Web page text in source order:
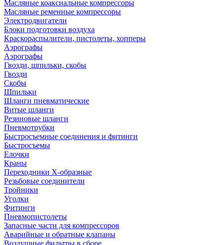
Масляные коаксиальные компрессоры
Масляные ременные компрессоры
Электродвигатели
Блоки подготовки воздуха
Краскораспылители, пистолеты, хопперы
Аэрографы
Аэрографы
Гвозди, шпильки, скобы
Гвозди
Скобы
Шпильки
Шланги пневматические
Витые шланги
Резиновые шланги
Пневмотрубки
Быстросъемные соединения и фитинги
Быстросъемы
Елочки
Краны
Переходники Х-образные
Резьбовые соединители
Тройники
Уголки
Фитинги
Пневмопистолеты
Запасные части для компрессоров
Аварийные и обратные клапаны
Воздушные фильтры в сборе